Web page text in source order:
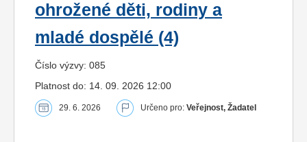
ohrožené děti, rodiny a
mladé dospělé (4)
Číslo výzvy: 085
Platnost do: 14. 09. 2026 12:00
29. 6. 2026 Určeno pro: Veřejnost, Žadatel